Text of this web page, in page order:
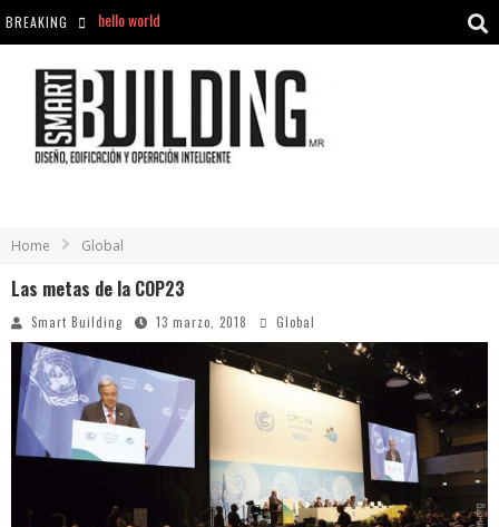
BREAKING
hello world
hello world
Home Global
Las metas de la COP23
Smart Building 13 marzo, 2018 Global